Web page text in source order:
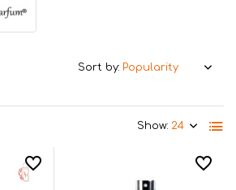
Show:
Sort by: